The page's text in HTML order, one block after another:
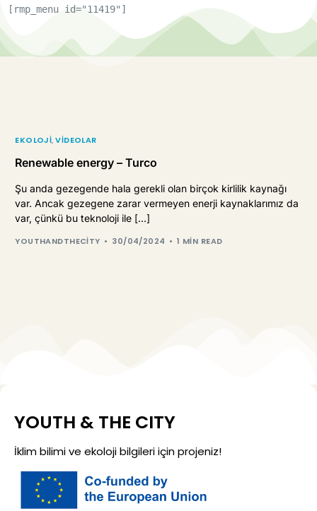
[rmp_menu id="11419"]
EKOLOJI,VIDEOLAR
Renewable energy – Turco
Şu anda gezegende hala gerekli olan birçok kirlilik kaynağı
var. Ancak gezegene zarar vermeyen enerji kaynaklarımız da
var, çünkü bu teknoloji ile […]
YOUTHANDTHECITY 30/04/2024 1 MIN READ
YOUTH & THE CITY
İklim bilimi ve ekoloji bilgileri için projeniz!